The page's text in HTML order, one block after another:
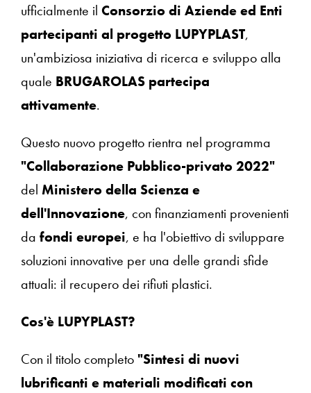
ufficialmente il Consorzio di Aziende ed Enti
partecipanti al progetto LUPYPLAST,
un'ambiziosa iniziativa di ricerca e sviluppo alla
quale BRUGAROLAS partecipa
attivamente.
Questo nuovo progetto rientra nel programma
"Collaborazione Pubblico-privato 2022"
del Ministero della Scienza e
dell'Innovazione, con finanziamenti provenienti
da fondi europei, e ha l'obiettivo di sviluppare
soluzioni innovative per una delle grandi sfide
attuali: il recupero dei rifiuti plastici.
Cos'è LUPYPLAST?
Con il titolo completo"Sintesi di nuovi
lubrificanti e materiali modificati con